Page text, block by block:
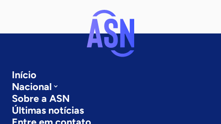
Início
Nacional
Sobre a ASN
Últimas notícias